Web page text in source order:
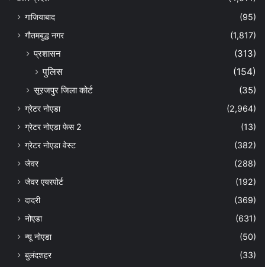
गाजियाबाद
(95)
गौतमबुद्ध नगर
(1,817)
प्रशासन
(313)
पुलिस
(154)
सूरजपुर जिला कोर्ट
(35)
ग्रेटर नोएडा
(2,964)
ग्रेटर नोएडा फेस 2
(13)
ग्रेटर नोएडा वेस्ट
(382)
जेवर
(288)
जेवर एयरपोर्ट
(192)
दादरी
(369)
नोएडा
(631)
न्यू नोएडा
(50)
बुलंदशहर
(33)